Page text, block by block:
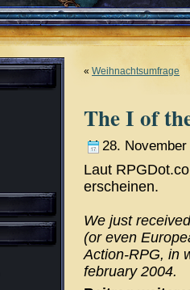
« Weihnachtsumfrage
The I of
28.
Laut
erscheinen.
We just
(or even
Action-RPG, in
february 2004.